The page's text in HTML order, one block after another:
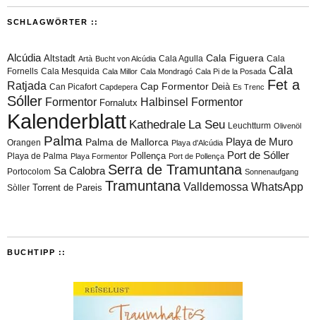
SCHLAGWÖRTER ::
Alcúdia Altstadt Artà Bucht von Alcúdia Cala Agulla Cala Figuera Cala
Fornells Cala Mesquida Cala Millor Cala Mondragó Cala Pi de la Posada Cala
Ratjada Can Picafort Capdepera Cap Formentor Deià Es Trenc Fet a
Sóller Formentor Fornalutx Halbinsel Formentor
Kalenderblatt Kathedrale La Seu Leuchtturm Olivenöl
Orangen Palma Palma de Mallorca Playa d'Alcúdia Playa de Muro
Playa de Palma Playa Formentor Pollença Port de Pollença Port de Sóller
Portocolom Sa Calobra Serra de Tramuntana Sonnenaufgang
Sòller Torrent de Pareis Tramuntana Valldemossa WhatsApp
BUCHTIPP ::